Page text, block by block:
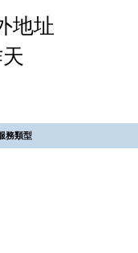
地址
務類型